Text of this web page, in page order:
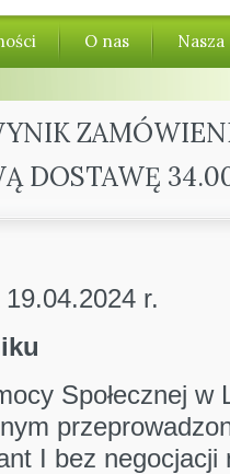
O nas
DOSTAWĘ
r.
Społecznej w
I bez negocjacji